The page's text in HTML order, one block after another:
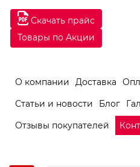
Скачать прайс
Товары по Акции
О компании Доставка
Статьи и новости
Блог
Отзывы покупателей